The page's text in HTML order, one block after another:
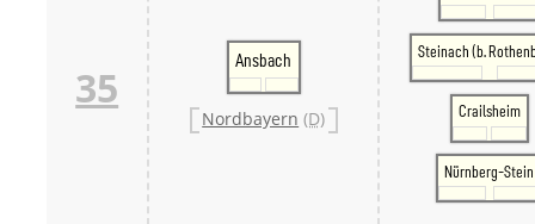
35
Ansbach
Nordbayern (D)
Steinach (b.
Crailsheim
Nürnberg-Stein